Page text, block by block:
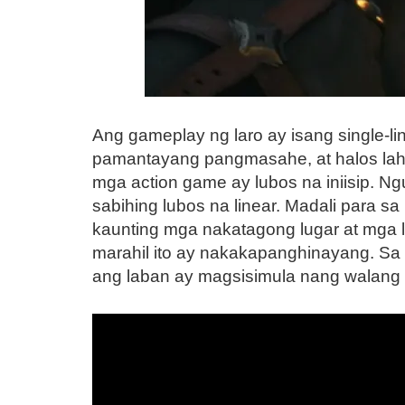
Ang gameplay ng laro ay isang single-
pamantayang pangmasahe, at halos
mga action game ay lubos na iniisip.
sabihing lubos na linear. Madali para
kaunting mga nakatagong lugar at
marahil ito ay nakakapanghinayang.
ang laban ay magsisimula nang walang